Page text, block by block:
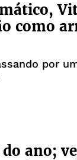
como
por
ano;